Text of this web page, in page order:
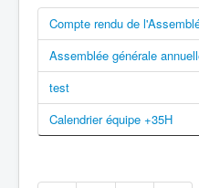
Compte rendu de
Assemblée générale
test
Calendrier équipe +35H